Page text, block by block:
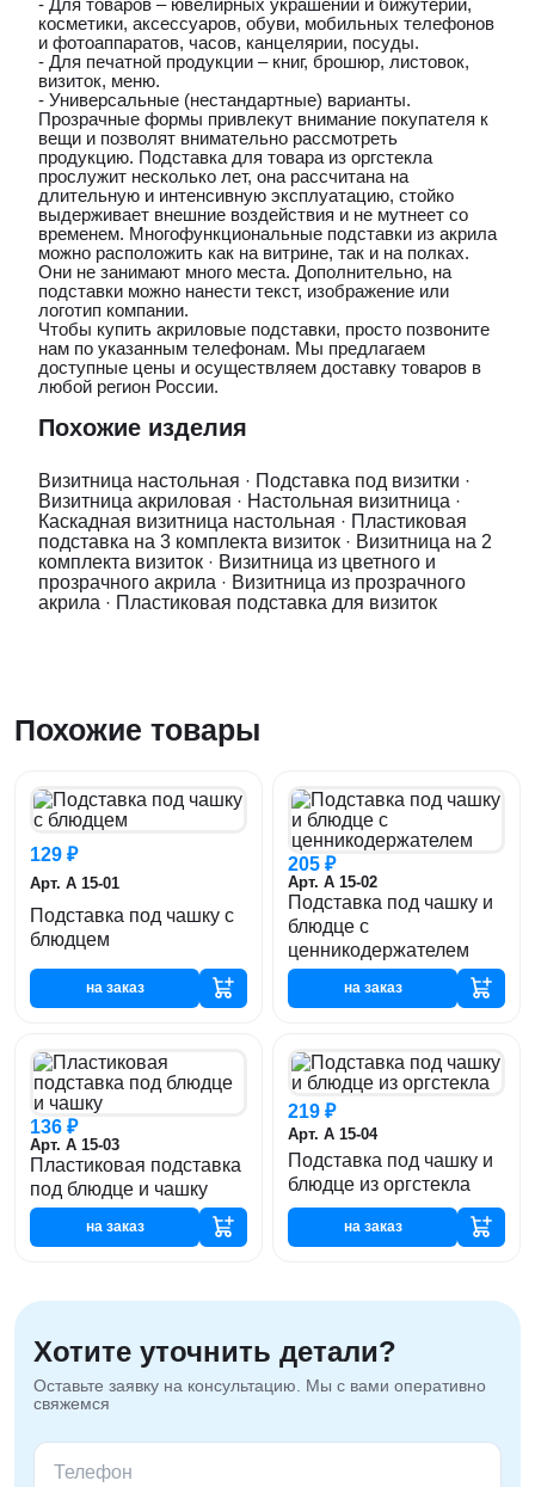
косметики, аксессуаров, обуви, мобильных телефонов
и фотоаппаратов, часов, канцелярии, посуды.
- Для печатной продукции – книг, брошюр, листовок,
визиток, меню.
- Универсальные (нестандартные) варианты.
Прозрачные формы привлекут внимание покупателя к
вещи и позволят внимательно рассмотреть
продукцию. Подставка для товара из оргстекла
прослужит несколько лет, она рассчитана на
длительную и интенсивную эксплуатацию, стойко
выдерживает внешние воздействия и не мутнеет со
временем. Многофункциональные подставки из акрила
можно расположить как на витрине, так и на полках.
Они не занимают много места. Дополнительно, на
подставки можно нанести текст, изображение или
логотип компании.
Чтобы купить акриловые подставки, просто позвоните
нам по указанным телефонам. Мы предлагаем
доступные цены и осуществляем доставку товаров в
любой регион России.
Похожие изделия
Визитница настольная · Подставка под визитки ·
Визитница акриловая · Настольная визитница ·
Каскадная визитница настольная · Пластиковая
подставка на 3 комплекта визиток · Визитница на 2
комплекта визиток · Визитница из цветного и
прозрачного акрила · Визитница из прозрачного
акрила · Пластиковая подставка для визиток
Похожие товары
129 ₽
Арт. А 15-01
Подставка под чашку с
блюдцем
на заказ
205 ₽
Арт. А 15-02
Подставка под чашку и
блюдце с
ценникодержателем
на заказ
136 ₽
Арт. А 15-03
Пластиковая подставка
под блюдце и чашку
на заказ
219 ₽
Арт. А 15-04
Подставка под чашку и
блюдце из оргстекла
на заказ
Хотите уточнить детали?
Оставьте заявку на консультацию. Мы с вами оперативно
свяжемся